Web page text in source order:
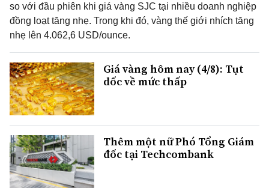
so với đầu phiên khi giá vàng SJC tại nhiều doanh nghiệp
đồng loạt tăng nhẹ. Trong khi đó, vàng thế giới nhích tăng
nhẹ lên 4.062,6 USD/ounce.
Giá vàng hôm nay (4/8): Tụt
dốc về mức thấp
Thêm một nữ Phó Tổng Giám
đốc tại Techcombank